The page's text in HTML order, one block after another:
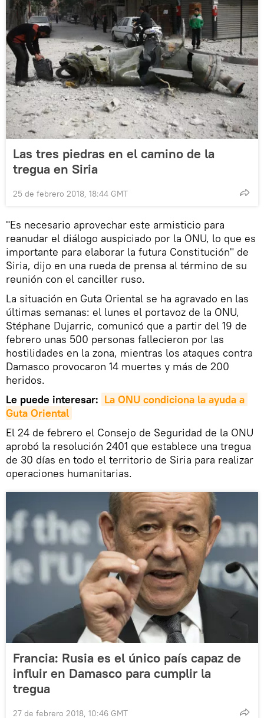
Las tres piedras en el camino de la
tregua en Siria
25 de febrero 2018, 18:44 GMT
"Es necesario aprovechar este armisticio para
reanudar el diálogo auspiciado por la ONU, lo que es
importante para elaborar la futura Constitución" de
Siria, dijo en una rueda de prensa al término de su
reunión con el canciller ruso.
La situación en Guta Oriental se ha agravado en las
últimas semanas: el lunes el portavoz de la ONU,
Stéphane Dujarric, comunicó que a partir del 19 de
febrero unas 500 personas fallecieron por las
hostilidades en la zona, mientras los ataques contra
Damasco provocaron 14 muertes y más de 200
heridos.
Le puede interesar: La ONU condiciona la ayuda a
Guta Oriental
El 24 de febrero el Consejo de Seguridad de la ONU
aprobó la resolución 2401 que establece una tregua
de 30 días en todo el territorio de Siria para realizar
operaciones humanitarias.
Francia: Rusia es el único país capaz de
influir en Damasco para cumplir la
tregua
27 de febrero 2018, 10:46 GMT